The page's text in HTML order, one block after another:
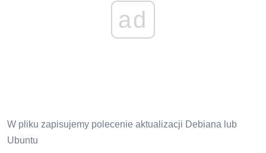
ad
W pliku zapisujemy polecenie aktualizacji Debiana lub
Ubuntu